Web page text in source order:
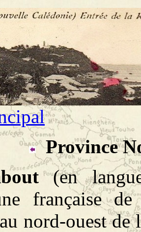
Province
(en
française
nord-ouest de